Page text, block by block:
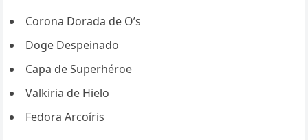
Corona Dorada de O’s
Doge Despeinado
Capa de Superhéroe
Valkiria de Hielo
Fedora Arcoíris